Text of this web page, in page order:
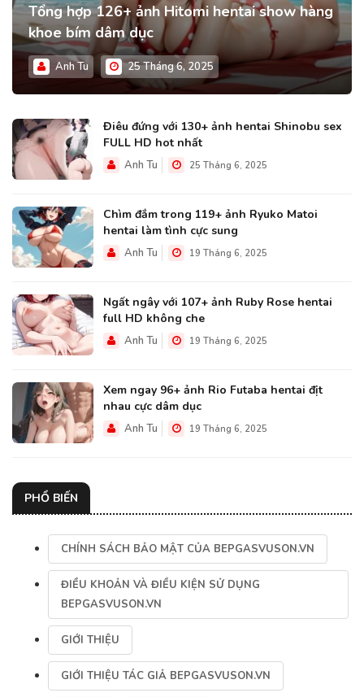
Tổng hợp 126+ ảnh Hitomi hentai show hàng
khoe bím dâm dục
Anh Tu 25 Tháng 6, 2025
Điêu đứng với 130+ ảnh hentai Shinobu sex
FULL HD hot nhất
Anh Tu 25 Tháng 6, 2025
Chìm đắm trong 119+ ảnh Ryuko Matoi
hentai làm tình cực sung
Anh Tu 19 Tháng 6, 2025
Ngất ngây với 107+ ảnh Ruby Rose hentai
full HD không che
Anh Tu 19 Tháng 6, 2025
Xem ngay 96+ ảnh Rio Futaba hentai địt
nhau cực dâm dục
Anh Tu 19 Tháng 6, 2025
PHỔ BIẾN
CHÍNH SÁCH BẢO MẬT CỦA BEPGASVUSON.VN
ĐIỀU KHOẢN VÀ ĐIỀU KIỆN SỬ DỤNG
BEPGASVUSON.VN
GIỚI THIỆU
GIỚI THIỆU TÁC GIẢ BEPGASVUSON.VN